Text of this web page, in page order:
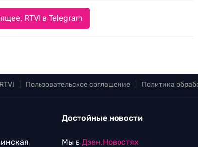
RTVI в Telegram
Пользовательское соглашение Политика
Достойные новости
Мы в Дзен.Новостях